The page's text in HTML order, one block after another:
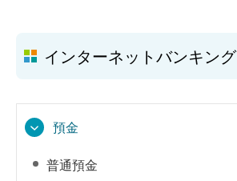
インターネットバンキング
預金
普通預金